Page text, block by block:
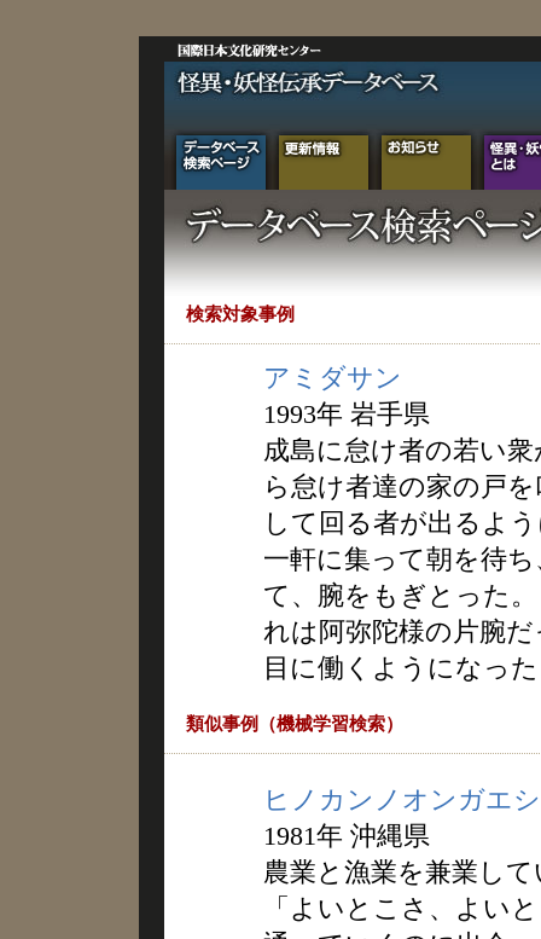
検索対象事例
アミダサン
1993年 岩手県
成島に怠け者の若い
ら怠け者達の家の戸
して回る者が出るよ
一軒に集って朝を待
て、腕をもぎとった
れは阿弥陀様の片腕
目に働くようになっ
類似事例（機械学習検索）
ヒノカンノオンガエシ
1981年 沖縄県
農業と漁業を兼業し
「よいとこさ、よい